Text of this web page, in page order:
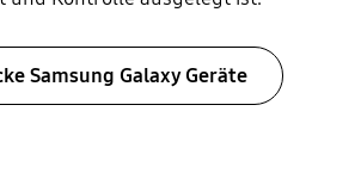
Samsung Galaxy Geräte